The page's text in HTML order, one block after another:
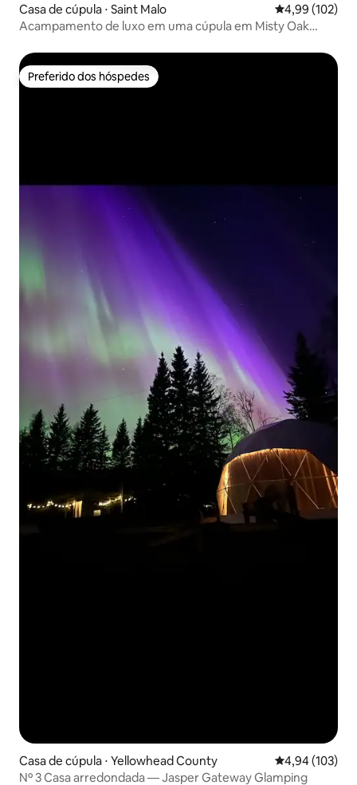
Casa de cúpula ⋅ Saint Malo 4,99 de uma
4,99 (102)
Acampamento de luxo em uma cúpula em Misty Oak
Preferido dos hóspedes
Preferido dos hóspedes
Casa de cúpula ⋅ Yellowhead County 4,94 de uma
4,94 (103)
Nº 3 Casa arredondada — Jasper Gateway Glamping